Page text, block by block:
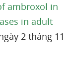
ambroxol in
in adult
2 tháng 11